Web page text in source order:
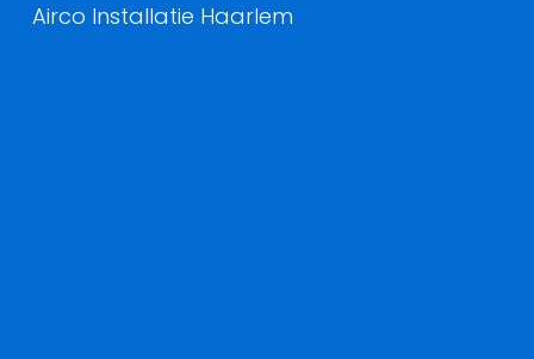
Airco Installatie Haarlem